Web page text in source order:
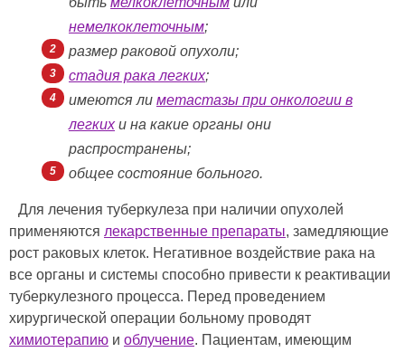
немелкоклеточным;
размер раковой опухоли;
стадия рака легких;
имеются ли метастазы при онкологии в
легкихи на какие органы они
распространены;
общее состояние больного.
Для лечения туберкулеза при наличии опухолей
применяются лекарственные препараты, замедляющие
рост раковых клеток. Негативное воздействие рака на
все органы и системы способно привести к реактивации
туберкулезного процесса. Перед проведением
хирургической операции больному проводят
химиотерапию и облучение. Пациентам, имеющим